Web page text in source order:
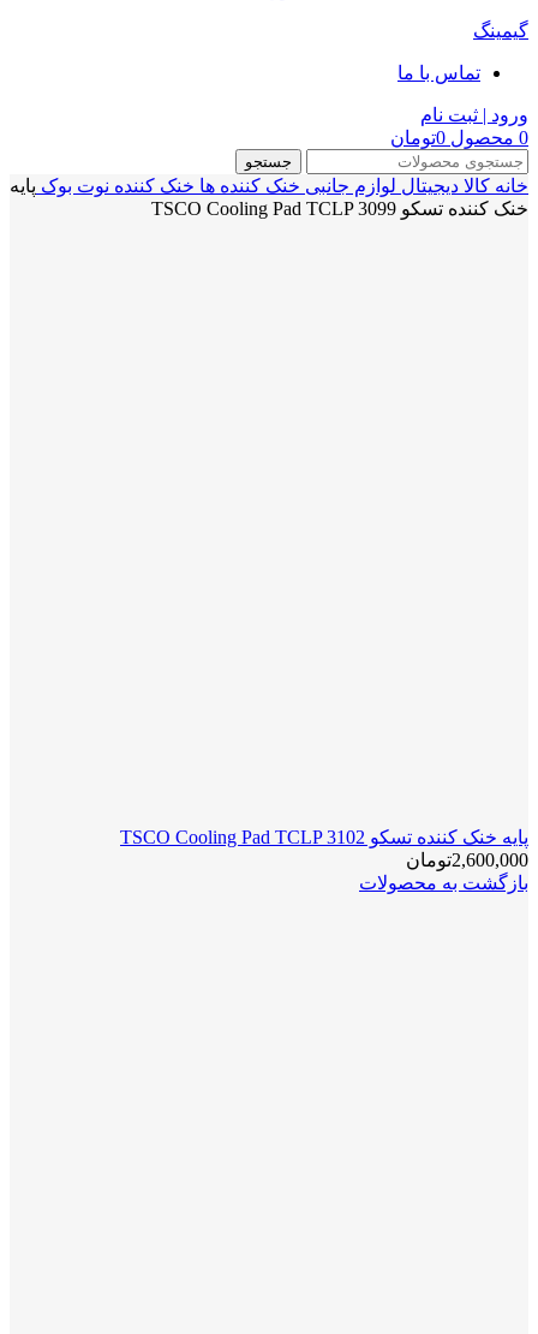
گیمینگ
تماس با ما
ورود | ثبت نام
0 محصول 0تومان
جستجو
خانه کالا دیجیتال لوازم جانبی خنک کننده ها خنک کننده نوت بوک پایه
خنک کننده تسکو TSCO Cooling Pad TCLP 3099
پایه خنک کننده تسکو TSCO Cooling Pad TCLP 3102
2,600,000تومان
بازگشت به محصولات